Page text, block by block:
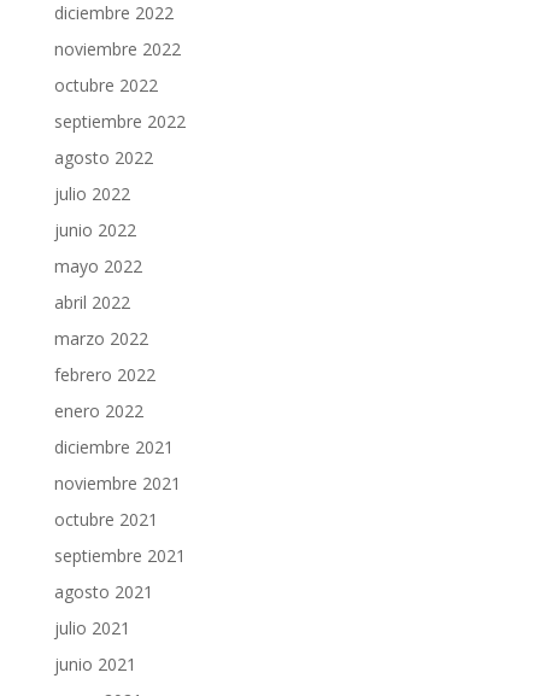
diciembre 2022
noviembre 2022
octubre 2022
septiembre 2022
agosto 2022
julio 2022
junio 2022
mayo 2022
abril 2022
marzo 2022
febrero 2022
enero 2022
diciembre 2021
noviembre 2021
octubre 2021
septiembre 2021
agosto 2021
julio 2021
junio 2021